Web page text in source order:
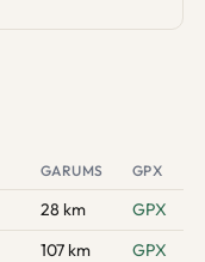
GARUMS GPX
28 km
GPX
107 km
GPX